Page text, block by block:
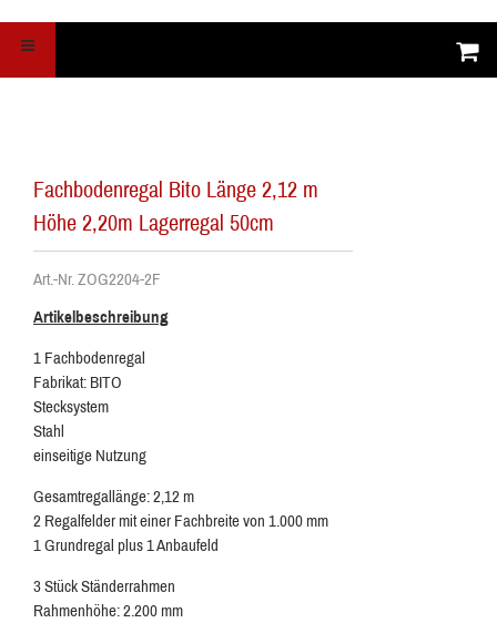
Fachbodenregal Bito Länge 2,12 m
Höhe 2,20m Lagerregal 50cm
Art.-Nr. ZOG2204-2F
Artikelbeschreibung
1 Fachbodenregal
Fabrikat: BITO
Stecksystem
Stahl
einseitige Nutzung
Gesamtregallänge: 2,12 m
2 Regalfelder mit einer Fachbreite von 1.000 mm
1 Grundregal plus 1 Anbaufeld
3 Stück Ständerrahmen
Rahmenhöhe: 2.200 mm